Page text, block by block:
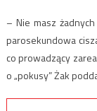
– Nie masz
parosekundowa
co prowadzący
o „pokusy” Żak